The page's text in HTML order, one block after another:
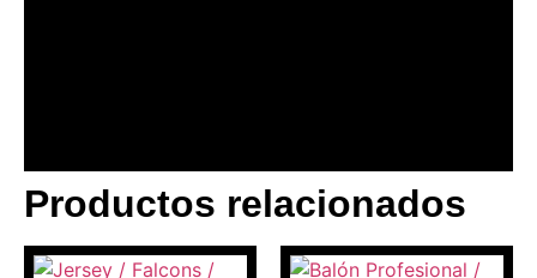
BANNER CON
PROMOCIONES 1
Productos relacionados